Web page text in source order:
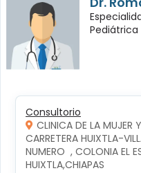
Pediátrica
Consultorio
CLINICA DE LA MUJER
CARRETERA HUIXTLA-
NUMERO  , COLONIA EL
HUIXTLA,CHIAPAS